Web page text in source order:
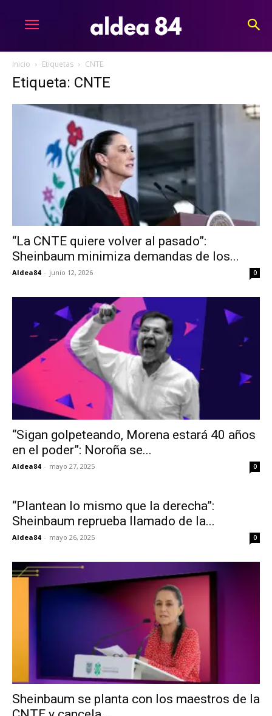
Inicio Etiquetas CNTE
Etiqueta: CNTE
“La CNTE quiere volver al pasado”:
Sheinbaum minimiza demandas de los...
Aldea84 - junio 12, 2026 0
“Sigan golpeteando, Morena estará 40 años
en el poder”: Noroña se...
Aldea84 - mayo 27, 2025 0
“Plantean lo mismo que la derecha”:
Sheinbaum reprueba llamado de la...
Aldea84 - mayo 26, 2025 0
Sheinbaum se planta con los maestros de la